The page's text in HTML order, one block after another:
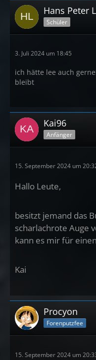
Hans Peter
Schüler
3. Juli 2024 um 18:45
ich hätte lee auch
bleibt
Kai96
Anfänger
15. September 2024 um
Hallo Leute,
besitzt jemand das
scharlachrote Auge
kann es mir für
Kai
Procyon
Forenputzfee
15. September 2024 um